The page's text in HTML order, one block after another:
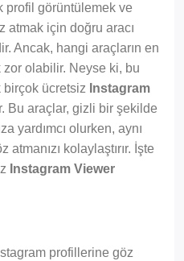
profil görüntülemek ve
atmak için doğru aracı
Ancak, hangi araçların en
olabilir. Neyse ki, bu
birçok ücretsiz Instagram
Bu araçlar, gizli bir şekilde
yardımcı olurken, aynı
kolaylaştırır. İşte
Instagram Viewer
profillerine göz